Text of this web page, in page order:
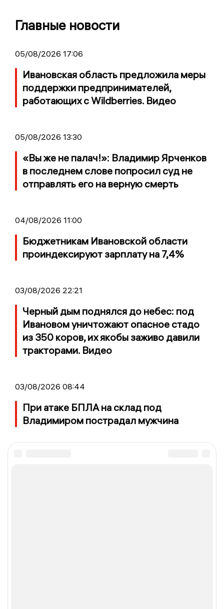
Главные новости
05/08/2026 17:06
Ивановская область предложила меры
поддержки предпринимателей,
работающих с Wildberries. Видео
05/08/2026 13:30
«Вы же не палач!»: Владимир Ярченков
в последнем слове попросил суд не
отправлять его на верную смерть
04/08/2026 11:00
Бюджетникам Ивановской области
проиндексируют зарплату на 7,4%
03/08/2026 22:21
Черный дым поднялся до небес: под
Ивановом уничтожают опасное стадо
из 350 коров, их якобы заживо давили
тракторами. Видео
03/08/2026 08:44
При атаке БПЛА на склад под
Владимиром пострадал мужчина